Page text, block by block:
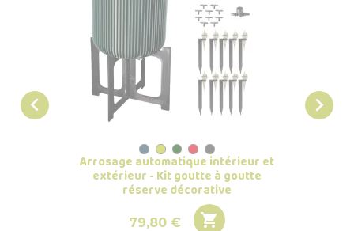

Arrosage automatique intérieur et
extérieur - Kit goutte à goutte
réserve décorative
Prix
79,80 € 
